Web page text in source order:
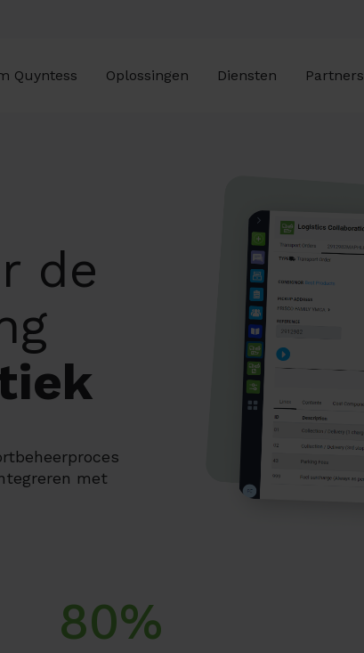
Quyntess Oplossingen Diensten Partners
de
met
80%